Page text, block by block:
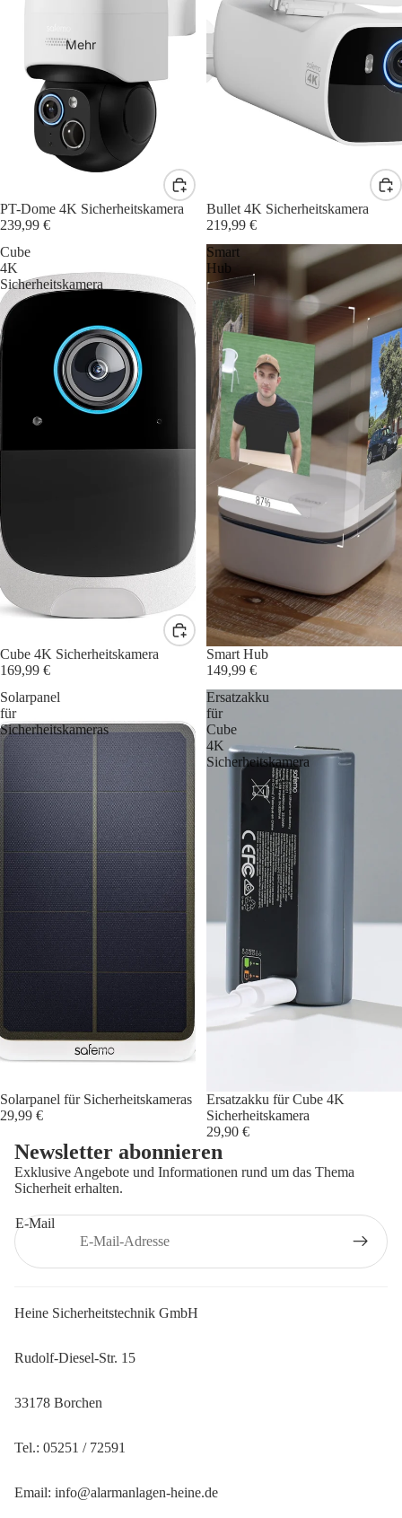
Mehr
Mengenrabatt
PT-Dome 4K Sicherheitskamera
239,99 €
Mengenrabatt
Bullet 4K Sicherheitskamera
219,99 €
Cube
4K
Sicherheitskamera
Mengenrabatt
Cube 4K Sicherheitskamera
169,99 €
Smart
Hub
Smart Hub
149,99 €
Solarpanel
für
Sicherheitskameras
Solarpanel für Sicherheitskameras
29,99 €
Ersatzakku
für
Cube
4K
Sicherheitskamera
Ersatzakku für Cube 4K
Sicherheitskamera
29,90 €
Newsletter abonnieren
Exklusive Angebote und Informationen rund um das Thema
Sicherheit erhalten.
E-Mail
Heine Sicherheitstechnik GmbH
Rudolf-Diesel-Str. 15
33178 Borchen
Tel.: 05251 / 72591
Email: info@alarmanlagen-heine.de
Widerrufsrecht
Kontaktinformationen